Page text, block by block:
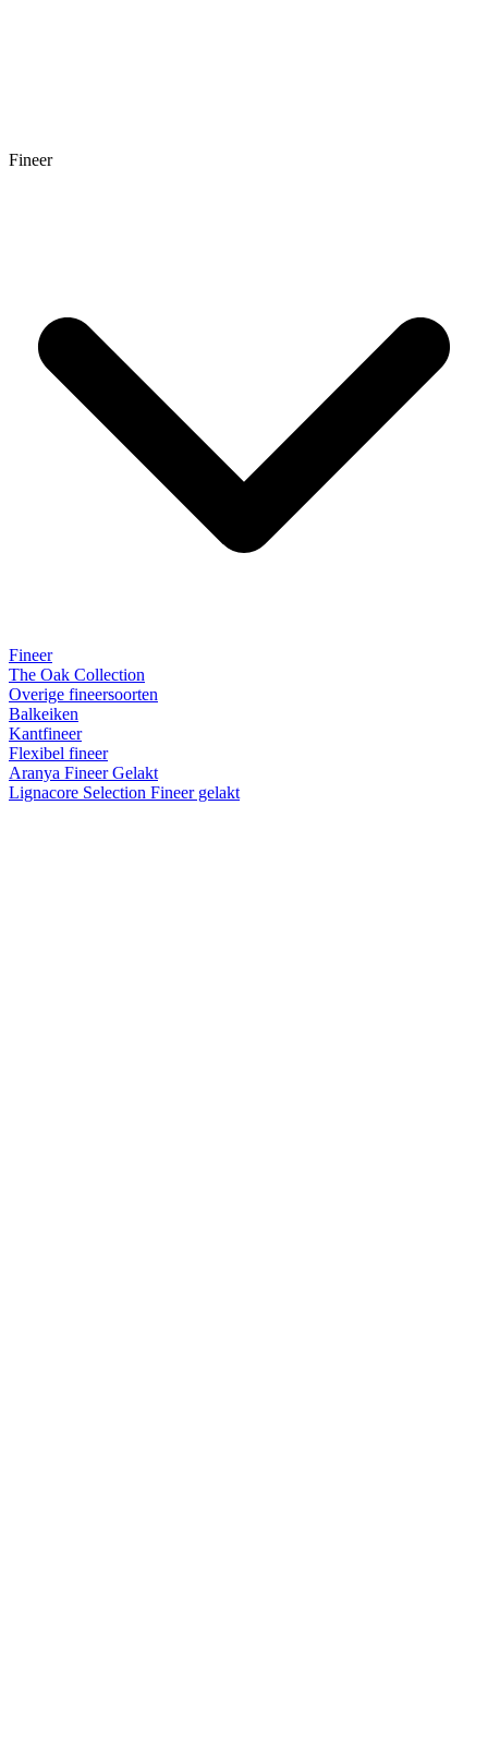
Fineer
Fineer
The Oak Collection
Overige fineersoorten
Balkeiken
Kantfineer
Flexibel fineer
Aranya Fineer Gelakt
Lignacore Selection Fineer gelakt